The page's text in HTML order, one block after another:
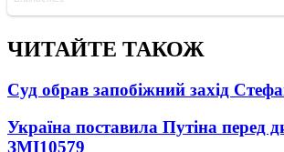
ЧИТАЙТЕ ТАКОЖ
Суд обрав запобіжний захід
Україна поставила Путіна перед
ЗМІ10579